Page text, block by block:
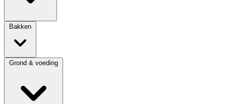
Bakken
Grond & voeding